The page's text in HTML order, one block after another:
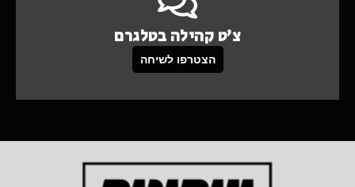
צ'ט קהילה בטלגרם
הצטרפו לשיחה